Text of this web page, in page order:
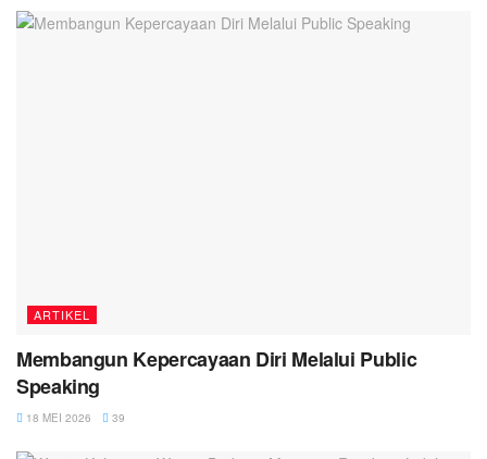
ARTIKEL
Membangun Kepercayaan Diri Melalui Public
Speaking
18 MEI 2026 39